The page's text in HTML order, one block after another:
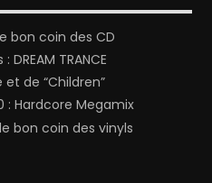
le bon coin des CD
TRANCE
de “Children”
: Hardcore Megamix
le bon coin des vinyls